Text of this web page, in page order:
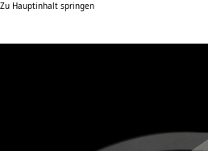
Zu Hauptinhalt springen